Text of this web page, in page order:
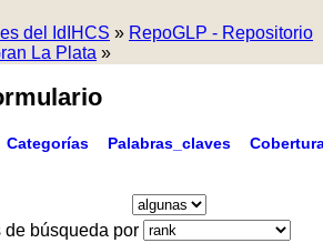
del IdIHCS » RepoGLP - Repositorio
La Plata »
Categorías Palabras_claves
de búsqueda por